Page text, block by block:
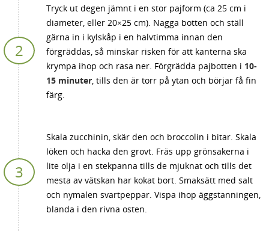
Tryck ut degen jämnt i en stor pajform (ca 25 cm i
diameter, eller 20×25 cm). Nagga botten och ställ
gärna in i kylskåp i en halvtimma innan den
förgräddas, så minskar risken för att kanterna ska
krympa ihop och rasa ner. Förgrädda pajbotten i 10-
15 minuter, tills den är torr på ytan och börjar få fin
färg.
Skala zucchinin, skär den och broccolin i bitar. Skala
löken och hacka den grovt. Fräs upp grönsakerna i
lite olja i en stekpanna tills de mjuknat och tills det
mesta av vätskan har kokat bort. Smaksätt med salt
och nymalen svartpeppar. Vispa ihop äggstanningen,
blanda i den rivna osten.